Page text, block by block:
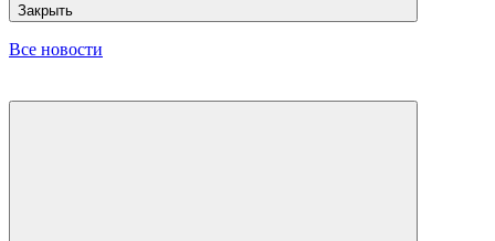
Закрыть
Все новости